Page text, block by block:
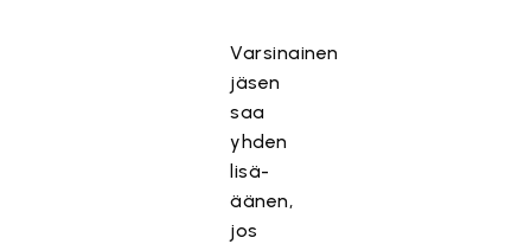
Varsinainen
jäsen
saa
yhden
lisä-
äänen,
jos